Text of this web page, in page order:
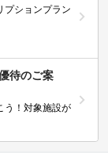
プションプラン
待のご案
う！対象施設が